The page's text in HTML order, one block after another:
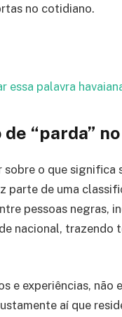
no cotidiano.
essa palavra
“parda”
o que significa
parte de uma
pessoas negras,
nacional, trazendo
e experiências, não
aí que